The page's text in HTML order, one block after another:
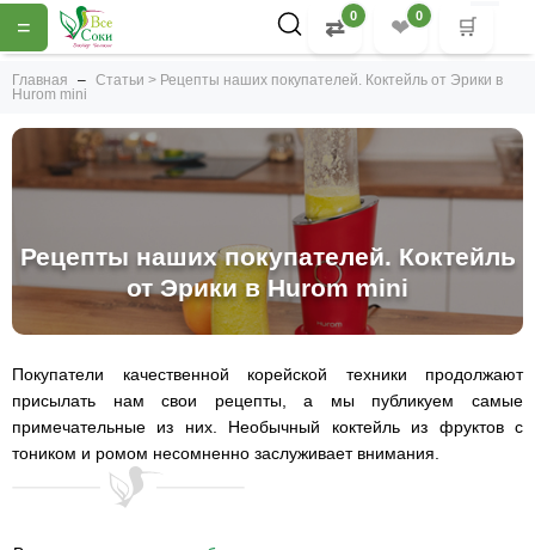
= ⇄ 0 ❤ 0 🛒
Главная
Статьи > Рецепты наших покупателей. Коктейль от Эрики в
Hurom mini
Рецепты наших покупателей. Коктейль
от Эрики в Hurom mini
Покупатели качественной корейской техники продолжают
присылать нам свои рецепты, а мы публикуем самые
примечательные из них. Необычный коктейль из фруктов с
тоником и ромом несомненно заслуживает внимания.